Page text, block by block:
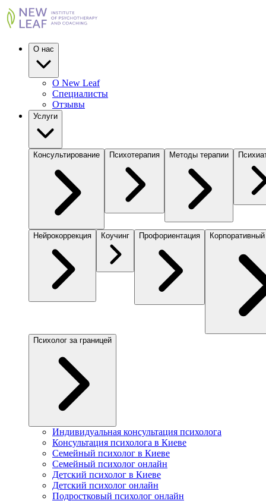
О нас
О New Leaf
Специалисты
Отзывы
Услуги
Консультирование Психотерапия Методы терапии
Нейрокоррекция Коучинг Профориентация
Психолог за границей
Индивидуальная консультация психолога
Консультация психолога в Киеве
Семейный психолог в Киеве
Семейный психолог онлайн
Детский психолог в Киеве
Детский психолог онлайн
Подростковый психолог онлайн